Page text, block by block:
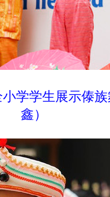
学学生展示傣
鑫）